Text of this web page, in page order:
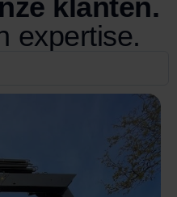
klanten.
expertise.